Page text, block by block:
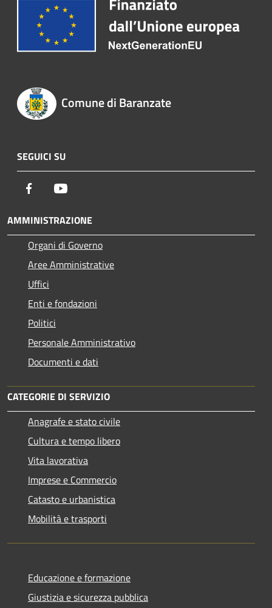
Comune di Baranzate
SEGUICI SU
Facebook
AMMINISTRAZIONE
Organi di Governo
Aree Amministrative
Uffici
Enti e fondazioni
Politici
Personale Amministrativo
Documenti e dati
CATEGORIE DI SERVIZIO
Anagrafe e stato civile
Cultura e tempo libero
Vita lavorativa
Imprese e Commercio
Catasto e urbanistica
Mobilità e trasporti
Educazione e formazione
Giustizia e sicurezza pubblica